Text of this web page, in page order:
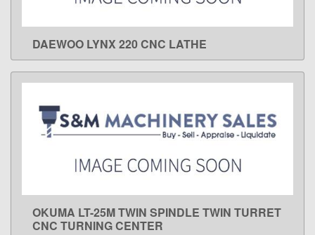
LEARN MORE
DAEWOO LYNX 220 CNC LATHE
LEARN MORE
OKUMA LT-25M TWIN SPINDLE TWIN TURRET
CNC TURNING CENTER